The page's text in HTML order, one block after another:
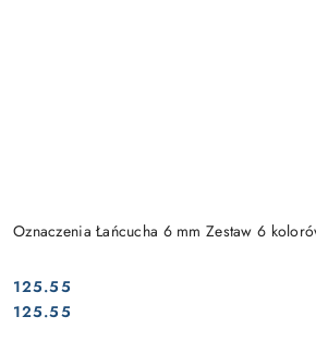
Oznaczenia Łańcucha 6 mm Zestaw 6
Cena:
125.55
Cena:
125.55